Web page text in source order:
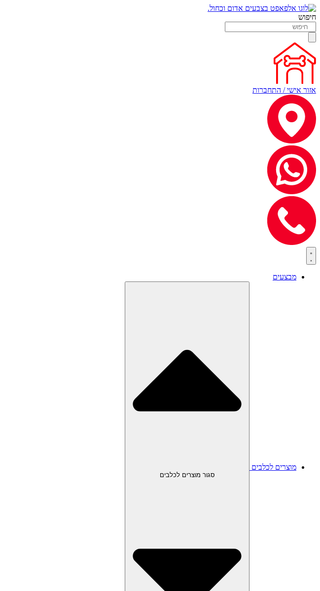
חיפוש
אזור אישי / התחברות
מבצעים
מוצרים לכלבים
סגור מוצרים לכלבים